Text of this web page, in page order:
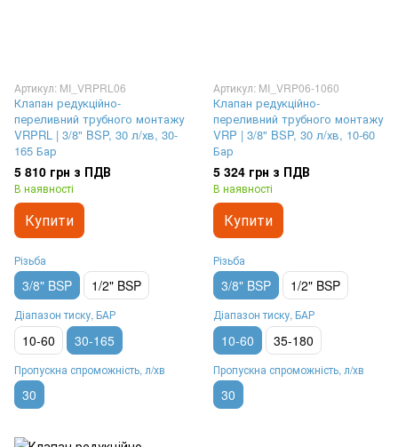
Артикул: MI_VRPRL06
Клапан редукційно-
переливний трубного монтажу
VRPRL | 3/8" BSP, 30 л/хв, 30-
165 Бар
5 810 грн з ПДВ
В наявності
Купити
Різьба
3/8" BSP 1/2" BSP
Діапазон тиску, БАР
10-60 30-165
Пропускна спроможність, л/хв
30
Артикул: MI_VRP06-1060
Клапан редукційно-
переливний трубного монтажу
VRP | 3/8" BSP, 30 л/хв, 10-60
Бар
5 324 грн з ПДВ
В наявності
Купити
Різьба
3/8" BSP 1/2" BSP
Діапазон тиску, БАР
10-60 35-180
Пропускна спроможність, л/хв
30